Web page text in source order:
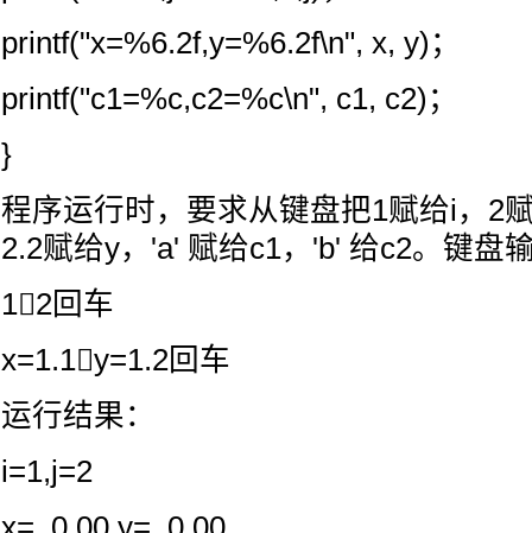
printf("x=%6.2f,y=%6.2f\n", x, y)；
printf("c1=%c,c2=%c\n", c1, c2)；
}
程序运行时，要求从键盘把1赋给i，2
2.2赋给y，'a' 赋给c1，'b' 给c2。键盘
12回车
x=1.1y=1.2回车
运行结果：
i=1,j=2